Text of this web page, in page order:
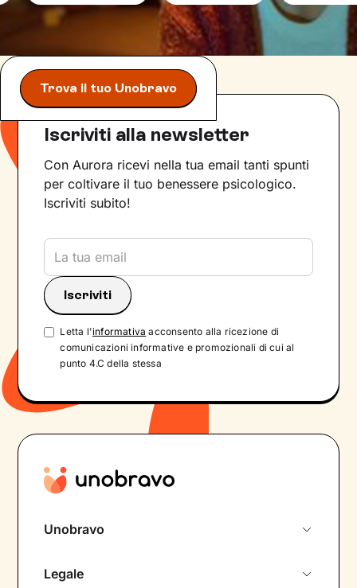
Trova il tuo Unobravo
Iscriviti alla newsletter
Con Aurora ricevi nella tua email tanti spunti
per coltivare il tuo benessere psicologico.
Iscriviti subito!
Letta l'informativa acconsento alla ricezione di
comunicazioni informative e promozionali di cui al
punto 4.C della stessa
Unobravo
Legale